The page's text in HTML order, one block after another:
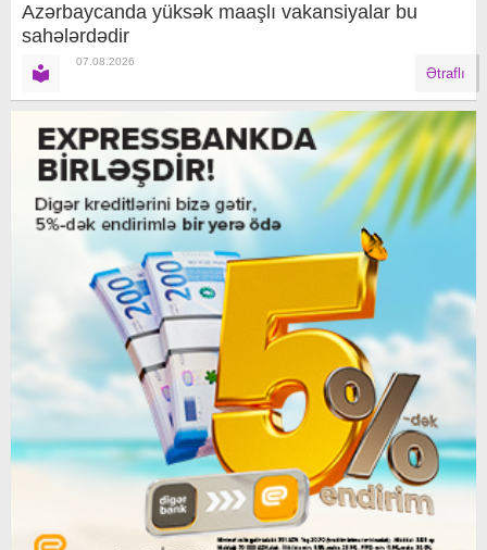
Azərbaycanda yüksək maaşlı vakansiyalar bu
sahələrdədir
07.08.2026
Ətraflı